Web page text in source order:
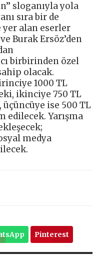
sloganıyla yola
sıra bir de
yer alan eserler
Burak Ersöz’den
birbirinden özel
olacak.
1000 TL
ikinciye 750 TL
ise 500 TL
edilecek. Yarışma
medya
Pinterest